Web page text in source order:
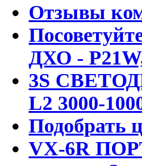
Отзывы
ДХО -
3S
L2 3000-
Подобрать
VX-6R